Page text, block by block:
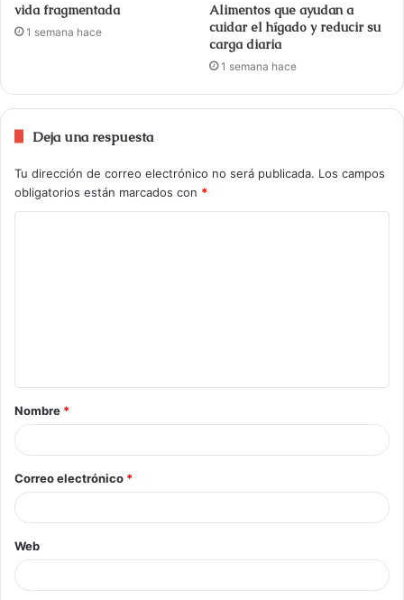
vida fragmentada
1 semana hace
Alimentos que ayudan a
cuidar el hígado y reducir su
carga diaria
1 semana hace
Deja una respuesta
Tu dirección de correo electrónico no será publicada. Los campos
obligatorios están marcados con *
Nombre *
Correo electrónico *
Web